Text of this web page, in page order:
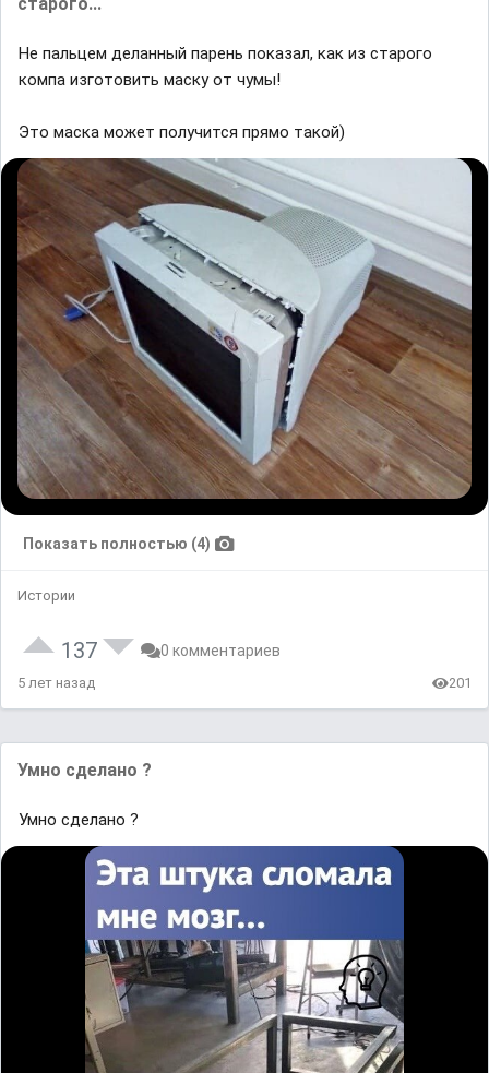
Не пальцем деланный парень показал, как из старого
компа изготовить маску от чумы!
Это маска может получится прямо такой)
Показать полностью (4)
Истории
137 0 комментариев
5 лет назад 201
Умно сделано ?
Умно сделано ?